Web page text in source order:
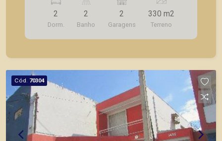
2
Dorm.
2
Banho
2
Garagens
330 m2
Terreno
Cód. 70304